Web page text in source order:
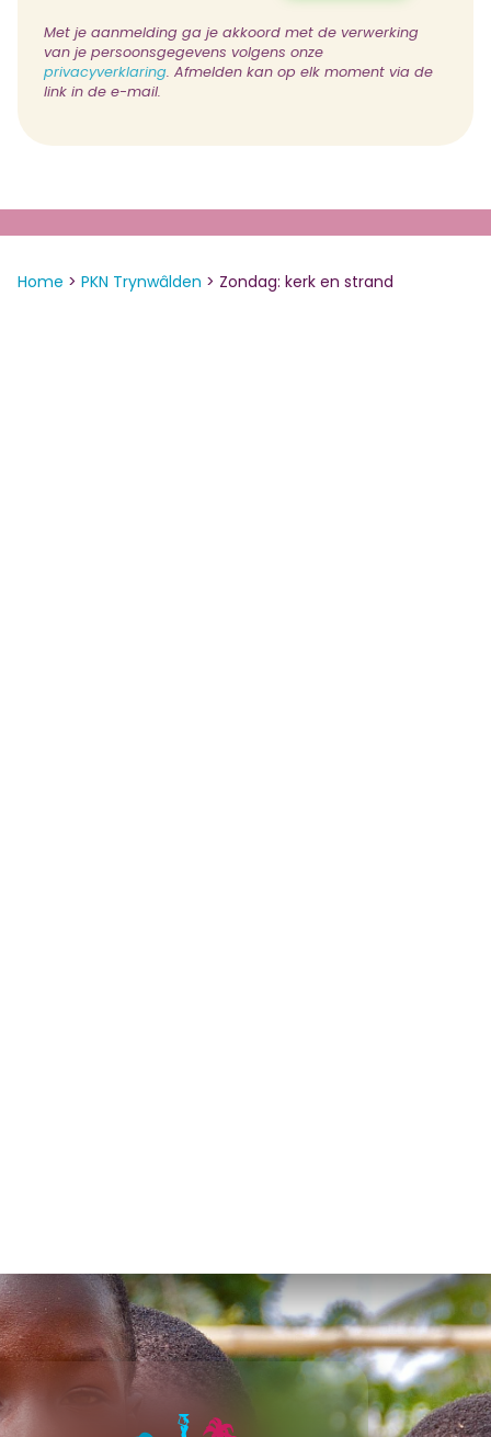
Met je aanmelding ga je akkoord met de verwerking
van je persoonsgegevens volgens onze
privacyverklaring. Afmelden kan op elk moment via de
link in de e-mail.
Home > PKN Trynwâlden > Zondag: kerk en strand